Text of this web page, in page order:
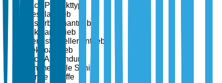
Nach Produkttyp
Dieselantrieb
Gasturbinenantrieb
Nuklearantrieb
Brennstoffzellenantrieb
Elektroantrieb
Nach Anwendung
Kommerzielle Schiffe
Marine Schiffe